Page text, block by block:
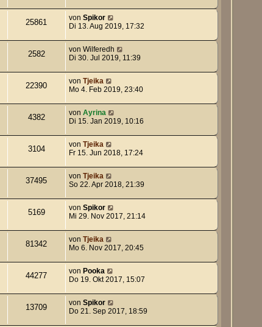
25861 von Spikor
Di 13. Aug 2019, 17:32
2582 von Wilferedh
Di 30. Jul 2019, 11:39
22390 von Tjeika
Mo 4. Feb 2019, 23:40
4382 von Ayrina
Di 15. Jan 2019, 10:16
3104 von Tjeika
Fr 15. Jun 2018, 17:24
37495 von Tjeika
So 22. Apr 2018, 21:39
5169 von Spikor
Mi 29. Nov 2017, 21:14
81342 von Tjeika
Mo 6. Nov 2017, 20:45
44277 von Pooka
Do 19. Okt 2017, 15:07
13709 von Spikor
Do 21. Sep 2017, 18:59